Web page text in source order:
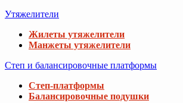
Утяжелители
Жилеты утяжелители
Манжеты утяжелители
Степ и балансировочные платформы
Степ-платформы
Балансировочные подушки